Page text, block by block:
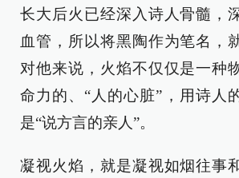
长大后火已经深入诗人骨髓，
血管，所以将黑陶作为笔名，
对他来说，火焰不仅仅是一种
命力的、“人的心脏”，用诗人
是“说方言的亲人”。
凝视火焰，就是凝视如烟往事